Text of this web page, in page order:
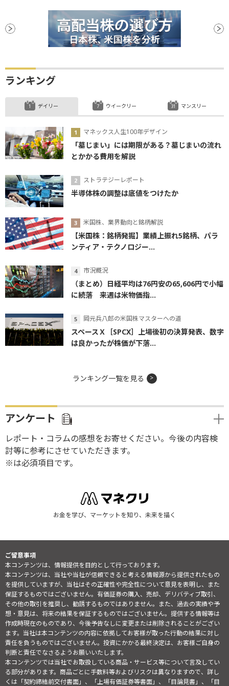
ランキング
デイリー
マネックス人生100年デザイン
「墓じまい」には期限がある？墓じまいの流れ
とかかる費用を解説
ストラテジーレポート
半導体株の調整は底値をつけたか
米国株、業界動向と銘柄解説
【米国株：銘柄発掘】業績上振れ5銘柄、パラ
ンティア・テクノロジー...
市況概況
（まとめ）日経平均は76円安の65,606円で小幅
に続落 来週は米物価指...
岡元兵八郎の米国株マスターへの道
スペースＸ［SPCX］上場後初の決算発表、数字
は良かったが株価が下落...
ウイークリー マンスリー
ランキング一覧を見る
アンケート
レポート・コラムの感想をお寄せください。今後の内容検
討等に参考にさせていただきます。
※は必須項目です。
お金を学び、マーケットを知り、未来を描く
ご留意事項
本コンテンツは、情報提供を目的として行っております。
本コンテンツは、当社や当社が信頼できると考える情報源から提供されたもの
を提供していますが、当社はその正確性や完全性について意見を表明し、また
保証するものではございません。有価証券の購入、売却、デリバティブ取引、
その他の取引を推奨し、勧誘するものではありません。また、過去の実績や予
想・意見は、将来の結果を保証するものではございません。提供する情報等は
作成時現在のものであり、今後予告なしに変更または削除されることがござい
ます。当社は本コンテンツの内容に依拠してお客様が取った行動の結果に対し
責任を負うものではございません。投資にかかる最終決定は、お客様ご自身の
判断と責任でなさるようお願いいたします。
本コンテンツでは当社でお取扱している商品・サービス等について言及してい
る部分があります。商品ごとに手数料等およびリスクは異なりますので、詳し
くは「契約締結前交付書面」、「上場有価証券等書面」、「目論見書」、「目